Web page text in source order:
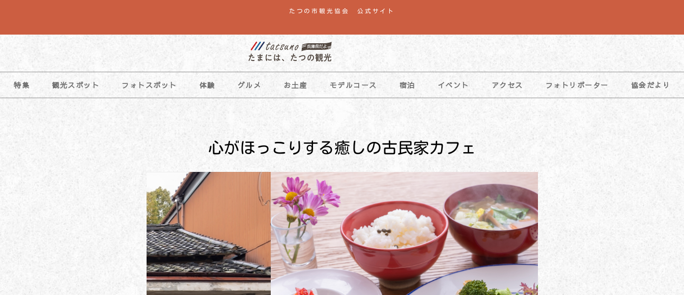
ン
ツ
へ
たつの市観光協会 公式サイト
特集 観光スポット フォトスポット 体験 グルメ お土産 モデルコース 宿泊 イベント アクセス フォトリポーター 協会だより
心がほっこりする癒しの古民家カフェ